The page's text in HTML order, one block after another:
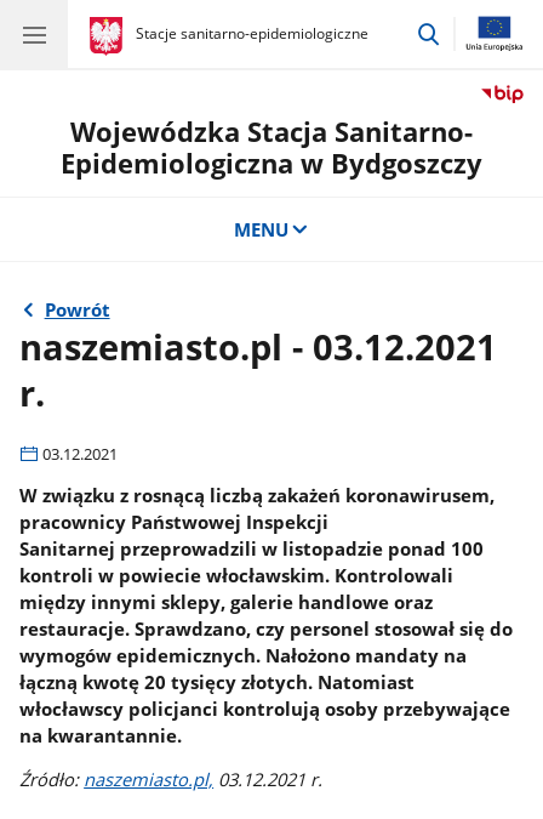
gov.pl
Stacje sanitarno-epidemiologiczne
gov.pl
Stacje
przejdź
Wojewódzka Stacja Sanitarno-
Epidemiologiczna w Bydgoszczy
MENU
Powrót
naszemiasto.pl - 03.12.2021
r.
03.12.2021
W związku z rosnącą liczbą zakażeń koronawirusem,
pracownicy Państwowej Inspekcji
Sanitarnej przeprowadzili w listopadzie ponad 100
kontroli w powiecie włocławskim. Kontrolowali
między innymi sklepy, galerie handlowe oraz
restauracje. Sprawdzano, czy personel stosował się do
wymogów epidemicznych. Nałożono mandaty na
łączną kwotę 20 tysięcy złotych. Natomiast
włocławscy policjanci kontrolują osoby przebywające
na kwarantannie.
Źródło: naszemiasto.pl, 03.12.2021 r.